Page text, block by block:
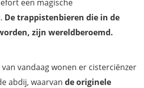
een magische
De trappistenbieren die in de
zijn wereldberoemd.
vandaag wonen er cisterciënzer
abdij, waarvan de originele